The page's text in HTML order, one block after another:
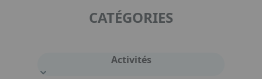
CATÉGORIES
Activités